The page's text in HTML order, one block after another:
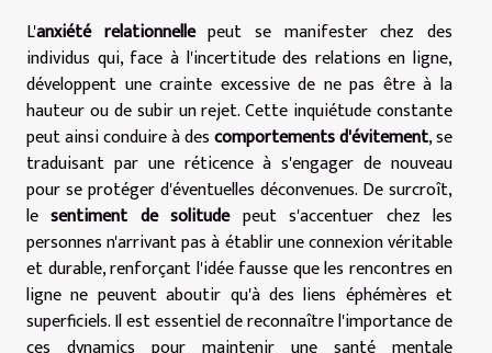
L'anxiété relationnellepeut se manifester chez des
individus qui, face à l'incertitude des relations en ligne,
développent une crainte excessive de ne pas être à la
hauteur ou de subir un rejet. Cette inquiétude constante
peut ainsi conduire à descomportements d'évitement, se
traduisant par une réticence à s'engager de nouveau
pour se protéger d'éventuelles déconvenues. De surcroît,
lesentiment de solitudepeut s'accentuer chez les
personnes n'arrivant pas à établir une connexion véritable
et durable, renforçant l'idée fausse que les rencontres en
ligne ne peuvent aboutir qu'à des liens éphémères et
superficiels. Il est essentiel de reconnaître l'importance de